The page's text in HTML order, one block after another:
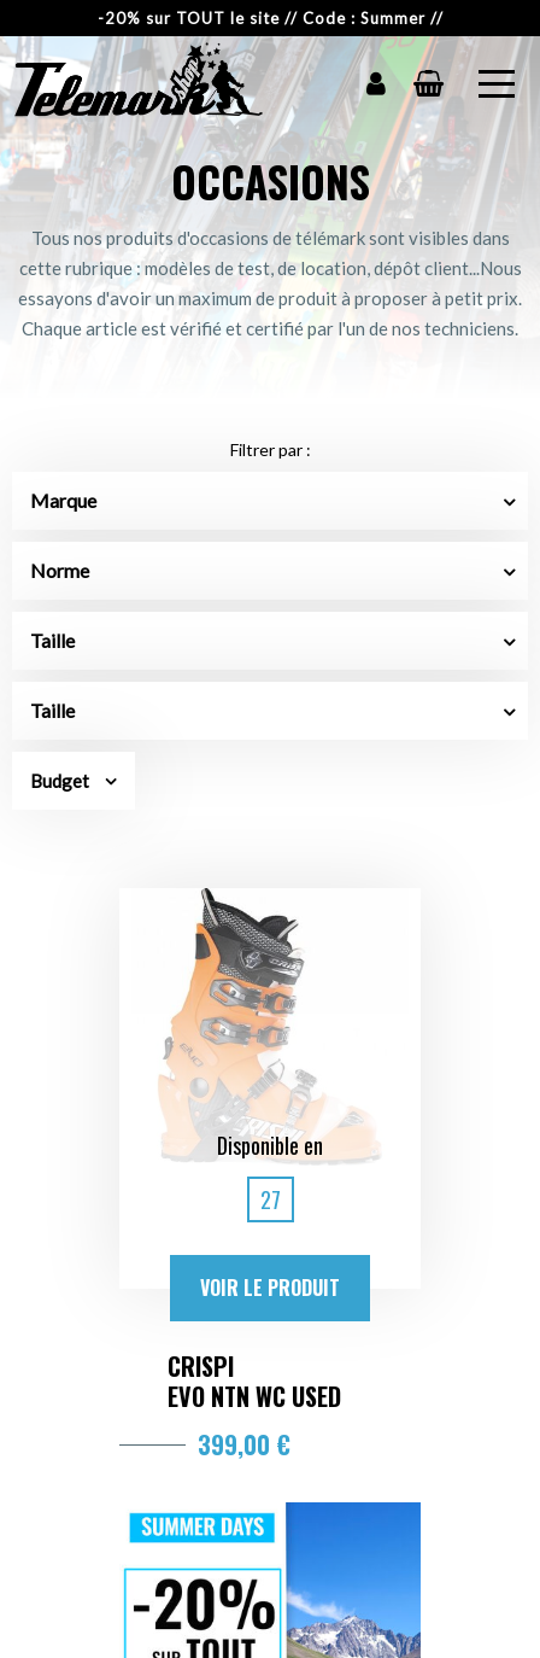
-20% sur TOUT le site // Code : Summer //
OCCASIONS
Tous nos produits d'occasions de télémark sont visibles dans
cette rubrique : modèles de test, de location, dépôt client...Nous
essayons d'avoir un maximum de produit à proposer à petit prix.
Chaque article est vérifié et certifié par l'un de nos techniciens.
Filtrer par :
Marque
Norme
Taille
Taille
Budget
Disponible en
27
VOIR LE PRODUIT
CRISPI
EVO NTN WC USED
399,00 €